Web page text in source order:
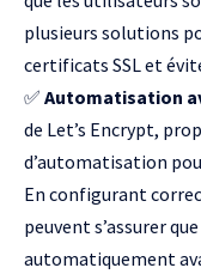
plusieurs solutions
certificats SSL et
✅ Automatisation
de Let’s Encrypt,
d’automatisation
En configurant
peuvent s’assurer
automatiquement